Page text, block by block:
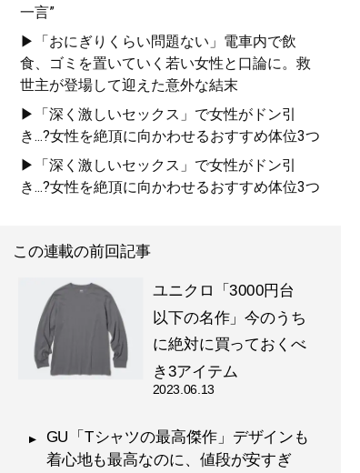
一言”
▶「おにぎりくらい問題ない」電車内で飲
食、ゴミを置いていく若い女性と口論に。救
世主が登場して迎えた意外な結末
▶「深く激しいセックス」で女性がドン引
き...?女性を絶頂に向かわせるおすすめ体位3つ
▶「深く激しいセックス」で女性がドン引
き...?女性を絶頂に向かわせるおすすめ体位3つ
この連載の前回記事
ユニクロ「3000円台
以下の名作」今のうち
に絶対に買っておくべ
き3アイテム
2023.06.13
GU「Tシャツの最高傑作」デザインも
着心地も最高なのに、値段が安すぎ